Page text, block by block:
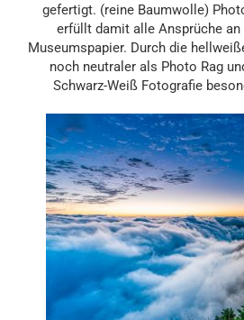
gefertigt. (reine Baumwolle)
erfüllt damit alle Ansprüche
Museumspapier. Durch die
noch neutraler als Photo Rag
Schwarz-Weiß Fotografie